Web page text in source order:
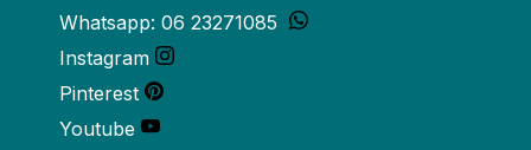
Whatsapp: 06 23271085
Instagram
Pinterest
Youtube